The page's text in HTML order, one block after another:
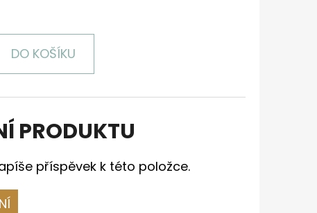
DO KOŠÍKU
PRODUKTU
příspěvek k této položce.